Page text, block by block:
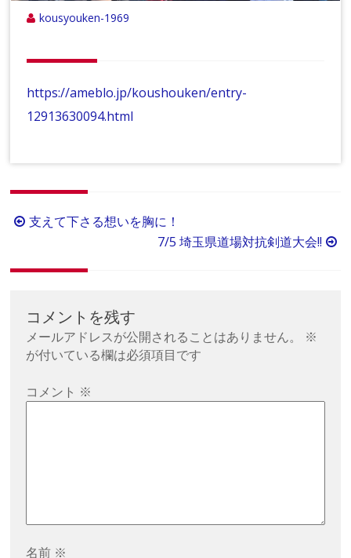
kousyouken-1969
https://ameblo.jp/koushouken/entry-
12913630094.html
投
ナ
支えて下さる想いを胸に！
7/5 埼玉県道場対抗剣道大会!!
コメントを残す
メールアドレスが公開されることはありません。
※
が付いている欄は必須項目です
コメント ※
名前 ※